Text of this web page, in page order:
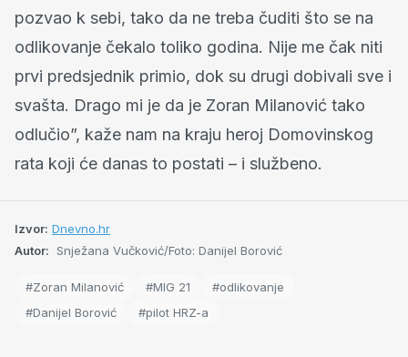
pozvao k sebi, tako da ne treba čuditi što se na
odlikovanje čekalo toliko godina. Nije me čak niti
prvi predsjednik primio, dok su drugi dobivali sve i
svašta. Drago mi je da je Zoran Milanović tako
odlučio”, kaže nam na kraju heroj Domovinskog
rata koji će danas to postati – i službeno.
Izvor: Dnevno.hr
Autor: Snježana Vučković/Foto: Danijel Borović
#Zoran Milanović #MIG 21
#odlikovanje
#Danijel Borović
#pilot HRZ-a